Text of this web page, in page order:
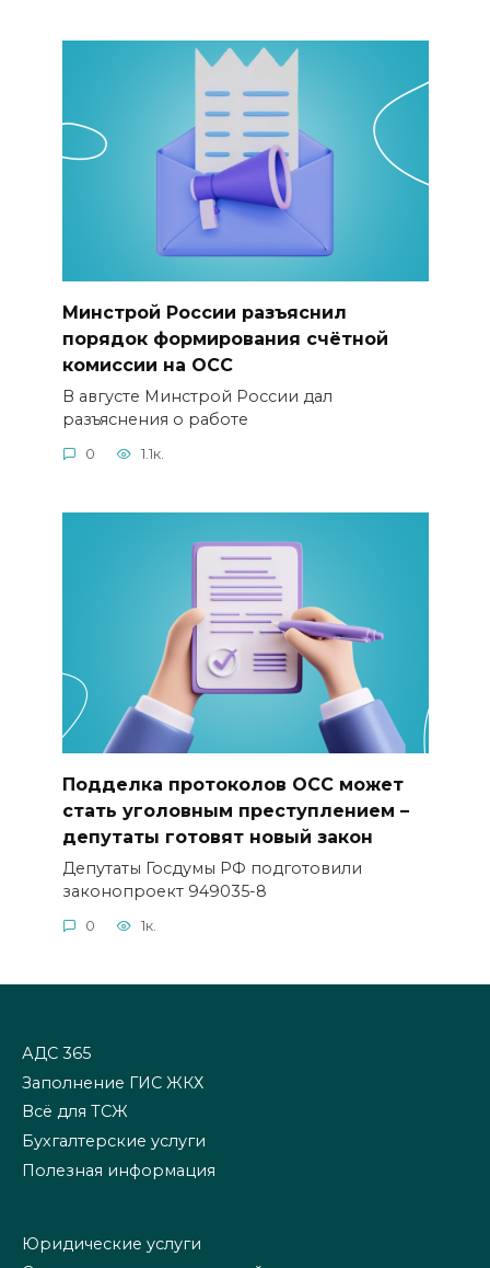
Минстрой России разъяснил
порядок формирования счётной
комиссии на ОСС
В августе Минстрой России дал
разъяснения о работе
0 1.1к.
Подделка протоколов ОСС может
стать уголовным преступлением –
депутаты готовят новый закон
Депутаты Госдумы РФ подготовили
законопроект 949035-8
0 1к.
АДС 365
Заполнение ГИС ЖКХ
Всё для ТСЖ
Бухгалтерские услуги
Полезная информация
Юридические услуги